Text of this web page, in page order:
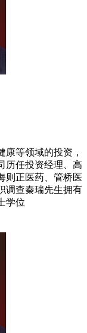
康等领域的投资，
历任投资经理、高
则正医药、管桥医
调查秦瑞先生拥有
学位